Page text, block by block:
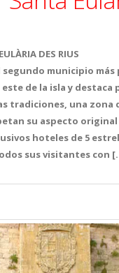
DES RIUS
segundo municipio
de la isla y destaca
tradiciones, una zona
su aspecto
hoteles de 5
sus visitantes con